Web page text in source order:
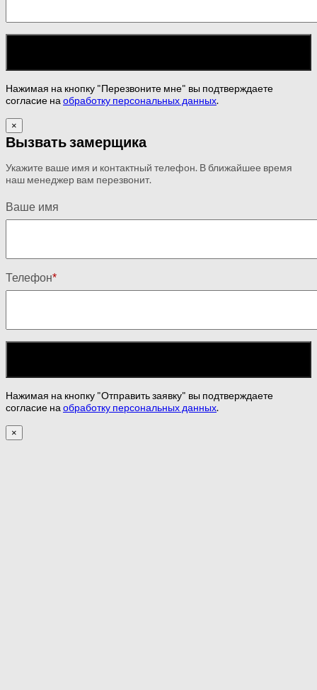
Нажимая на кнопку "Перезвоните мне" вы подтверждаете
согласие на обработку персональных данных.
×
Вызвать замерщика
Укажите ваше имя и контактный телефон. В ближайшее время
наш менеджер вам перезвонит.
Ваше имя
Телефон*
Нажимая на кнопку "Отправить заявку" вы подтверждаете
согласие на обработку персональных данных.
×